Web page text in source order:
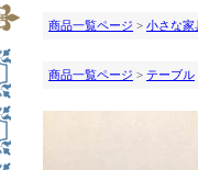
商品一覧ページ > 小さな家
商品一覧ページ > テーブル